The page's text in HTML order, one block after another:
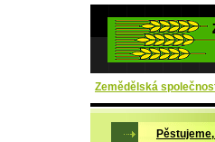
Zemědělská